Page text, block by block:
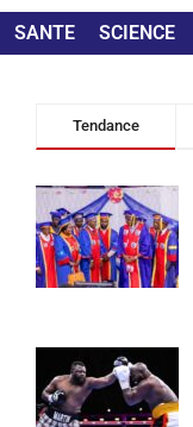
SANTE SCIENCE
Tendance